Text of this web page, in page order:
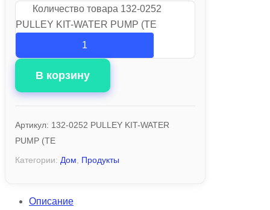
Количество товара 132-0252
PULLEY KIT-WATER PUMP (TE
В корзину
Артикул: 132-0252 PULLEY KIT-WATER
PUMP (TE
Категории: Дом Продукты
Описание